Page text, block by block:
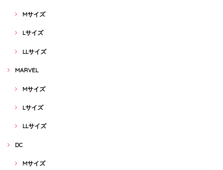
Mサイズ
Lサイズ
LLサイズ
MARVEL
Mサイズ
Lサイズ
LLサイズ
DC
Mサイズ